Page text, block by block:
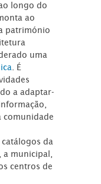
longo do
ao
património
uma
. É
a adaptar-
comunidade
da
municipal,
centros de